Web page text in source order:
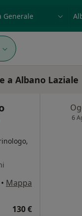
a Albano Laziale
• Mappa
130 €
6